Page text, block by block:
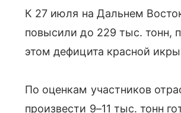
К 27 июля на Дальнем
повысили до 229 тыс. тонн,
этом дефицита красной
По оценкам участников
произвести 9–11 тыс. тонн